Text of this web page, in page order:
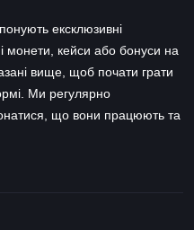
ексклюзивні
монети, кейси або бонуси на
вище, щоб почати грати
Ми регулярно
що вони працюють та